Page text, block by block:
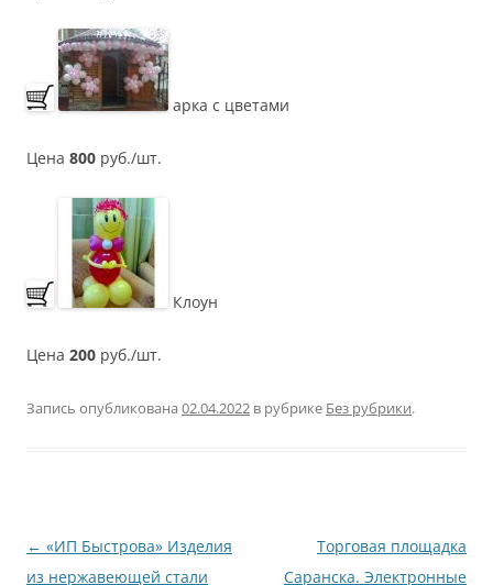
арка с цветами
Цена 800 руб./шт.
Клоун
Цена 200 руб./шт.
Запись опубликована 02.04.2022 в рубрике Без рубрики.
Навигация
по
← «ИП Быстрова» Изделия
из нержавеющей стали
Торговая площадка
Саранска. Электронные